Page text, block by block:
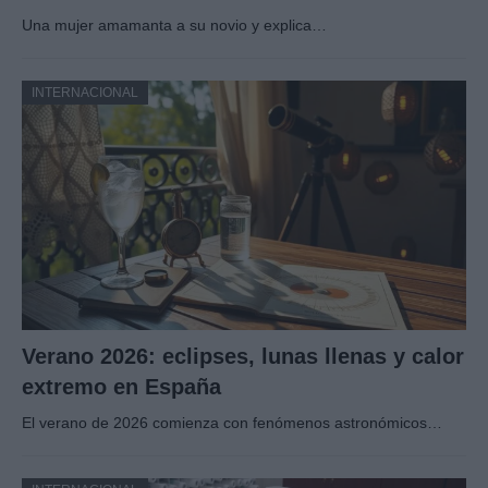
Una mujer amamanta a su novio y explica…
INTERNACIONAL
Verano 2026: eclipses, lunas llenas y calor
extremo en España
El verano de 2026 comienza con fenómenos astronómicos…